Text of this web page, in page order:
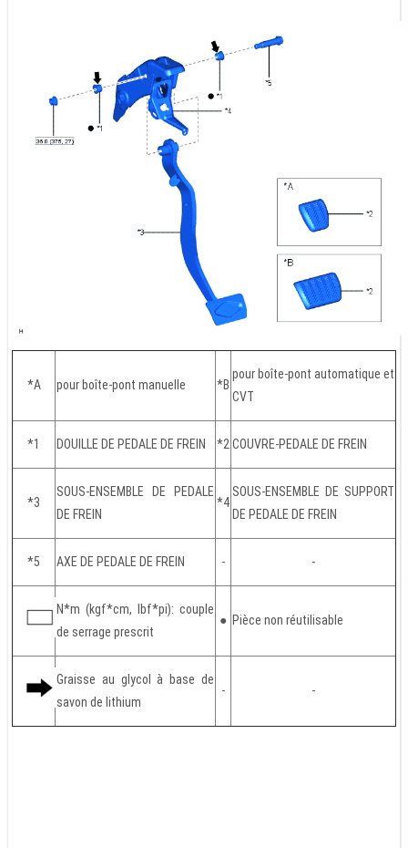
*A pour boîte-pont manuelle *B
pour boîte-pont automatique et
CVT
*1 DOUILLE DE PEDALE DE FREIN *2 COUVRE-PEDALE DE FREIN
*3
SOUS-ENSEMBLE DE PEDALE
DE FREIN
*4
SOUS-ENSEMBLE DE SUPPORT
DE PEDALE DE FREIN
*5 AXE DE PEDALE DE FREIN - -
N*m (kgf*cm, lbf*pi): couple
de serrage prescrit
● Pièce non réutilisable
Graisse au glycol à base de
savon de lithium
- -